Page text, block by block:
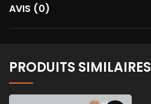
AVIS (0)
PRODUITS SIMILAIRES